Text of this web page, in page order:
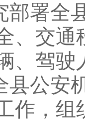
部署全
、交
、驾
县公安
作，